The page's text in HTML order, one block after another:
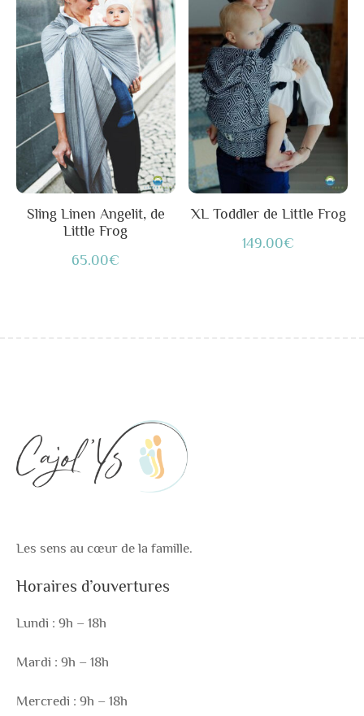
Sling Linen Angelit, de
Little Frog
65.00€
plusieurs
variations.
Les
options
peuvent
être
choisies
sur
XL Toddler de Little Frog
149.00€
Les sens au cœur de la famille.
Horaires d’ouvertures
Lundi : 9h – 18h
Mardi : 9h – 18h
Mercredi : 9h – 18h